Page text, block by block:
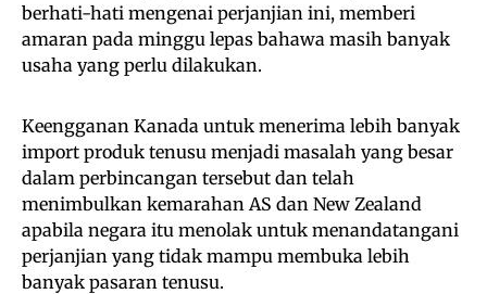
berhati-hati mengenai perjanjian ini, memberi
amaran pada minggu lepas bahawa masih banyak
usaha yang perlu dilakukan.
Keengganan Kanada untuk menerima lebih banyak
import produk tenusu menjadi masalah yang besar
dalam perbincangan tersebut dan telah
menimbulkan kemarahan AS dan New Zealand
apabila negara itu menolak untuk menandatangani
perjanjian yang tidak mampu membuka lebih
banyak pasaran tenusu.